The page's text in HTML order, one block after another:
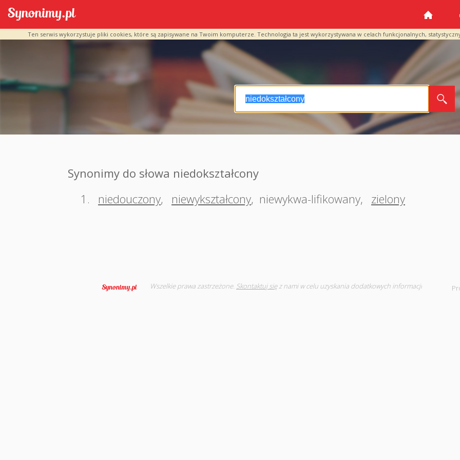
Ten serwis wykorzystuje pliki cookies, które są zapisywane na Twoim komputerze. Technologia ta jest wykorzystywana w celach funkcjonalnych,
Synonimy do słowa niedokształcony
1.
niedouczony, niewykształcony, niewykwa-lifikowany, zielony
Wszelkie prawa zastrzeżone. Skontaktuj sięz nami w celu uzyskania dodatkowych informacji